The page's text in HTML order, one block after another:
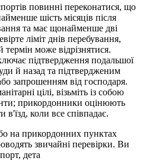
повинні переконатися, що
шість місяців після
та має щонайменше дві
ліміт днів перебування,
може відрізнятися.
підтвердження подальшої
й назад та підтвердженим
запрошенням від господаря.
цілі, візьміть із собою
прикордонники оцінюють
коли все співпадає.
на прикордонних пунктах
звичайні перевірки. Ви
дета